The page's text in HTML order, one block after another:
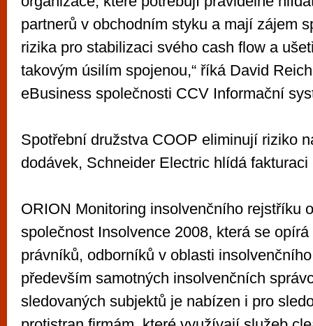
partnerů v obchodním styku a mají zájem
rizika pro stabilizaci svého cash flow a
takovým úsilím spojenou,“ říká David
eBusiness společnosti CCV Informační
Spotřební družstva COOP eliminují riziko
dodávek, Schneider Electric hlídá fakturaci
ORION Monitoring insolvenčního rejstříku
společnost Insolvence 2008, která se
právníků, odborníků v oblasti
především samotných insolvenčních
sledovaných subjektů je nabízen i pro